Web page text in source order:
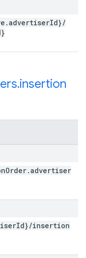
.advertiserId}/
.insertion
Order.advertiser
Id}/insertion